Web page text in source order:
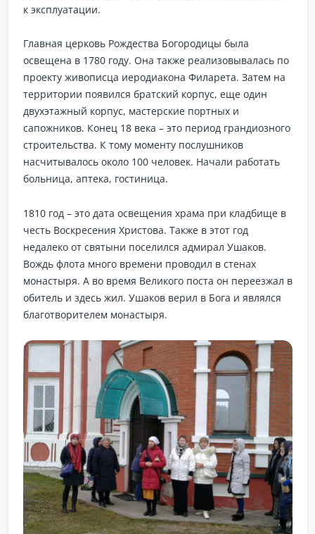
к эксплуатации.
Главная церковь Рождества Богородицы была
освещена в 1780 году. Она также реализовывалась по
проекту живописца иеродиакона Филарета. Затем на
территории появился братский корпус, еще один
двухэтажный корпус, мастерские портных и
сапожников. Конец 18 века – это период грандиозного
строительства. К тому моменту послушников
насчитывалось около 100 человек. Начали работать
больница, аптека, гостиница.
1810 год – это дата освещения храма при кладбище в
честь Воскресения Христова. Также в этот год
недалеко от святыни поселился адмирал Ушаков.
Вождь флота много времени проводил в стенах
монастыря. А во время Великого поста он переезжал в
обитель и здесь жил. Ушаков верил в Бога и являлся
благотворителем монастыря.